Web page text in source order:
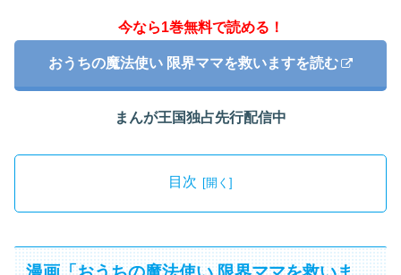
今なら1巻無料で読める！
おうちの魔法使い 限界ママを救いますを読む
まんが王国独占先行配信中
目次